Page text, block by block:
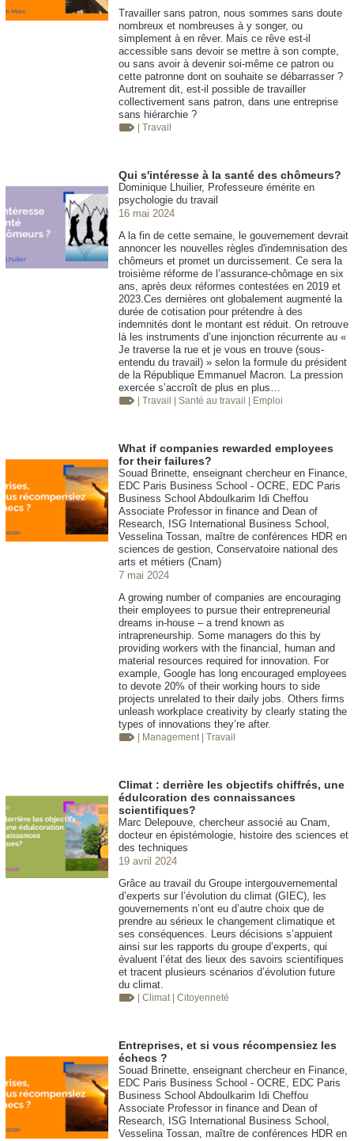
Travailler sans patron, nous sommes sans doute
nombreux et nombreuses à y songer, ou
simplement à en rêver. Mais ce rêve est-il
accessible sans devoir se mettre à son compte,
ou sans avoir à devenir soi-même ce patron ou
cette patronne dont on souhaite se débarrasser ?
Autrement dit, est-il possible de travailler
collectivement sans patron, dans une entreprise
sans hiérarchie ?
| Travail
Qui s'intéresse à la santé des chômeurs?
Dominique Lhuilier, Professeure émérite en
psychologie du travail
16 mai 2024
A la fin de cette semaine, le gouvernement devrait
annoncer les nouvelles règles d'indemnisation des
chômeurs et promet un durcissement. Ce sera la
troisième réforme de l’assurance-chômage en six
ans, après deux réformes contestées en 2019 et
2023.Ces dernières ont globalement augmenté la
durée de cotisation pour prétendre à des
indemnités dont le montant est réduit. On retrouve
là les instruments d’une injonction récurrente au «
Je traverse la rue et je vous en trouve (sous-
entendu du travail) » selon la formule du président
de la République Emmanuel Macron. La pression
exercée s’accroît de plus en plus…
| Travail | Santé au travail | Emploi
What if companies rewarded employees
for their failures?
Souad Brinette, enseignant chercheur en Finance,
EDC Paris Business School - OCRE, EDC Paris
Business School Abdoulkarim Idi Cheffou
Associate Professor in finance and Dean of
Research, ISG International Business School,
Vesselina Tossan, maître de conférences HDR en
sciences de gestion, Conservatoire national des
arts et métiers (Cnam)
7 mai 2024
A growing number of companies are encouraging
their employees to pursue their entrepreneurial
dreams in-house – a trend known as
intrapreneurship. Some managers do this by
providing workers with the financial, human and
material resources required for innovation. For
example, Google has long encouraged employees
to devote 20% of their working hours to side
projects unrelated to their daily jobs. Others firms
unleash workplace creativity by clearly stating the
types of innovations they’re after.
| Management | Travail
Climat : derrière les objectifs chiffrés, une
édulcoration des connaissances
scientifiques?
Marc Delepouve, chercheur associé au Cnam,
docteur en épistémologie, histoire des sciences et
des techniques
19 avril 2024
Grâce au travail du Groupe intergouvernemental
d’experts sur l’évolution du climat (GIEC), les
gouvernements n’ont eu d’autre choix que de
prendre au sérieux le changement climatique et
ses conséquences. Leurs décisions s’appuient
ainsi sur les rapports du groupe d’experts, qui
évaluent l’état des lieux des savoirs scientifiques
et tracent plusieurs scénarios d’évolution future
du climat.
| Climat | Citoyenneté
Entreprises, et si vous récompensiez les
échecs ?
Souad Brinette, enseignant chercheur en Finance,
EDC Paris Business School - OCRE, EDC Paris
Business School Abdoulkarim Idi Cheffou
Associate Professor in finance and Dean of
Research, ISG International Business School,
Vesselina Tossan, maître de conférences HDR en